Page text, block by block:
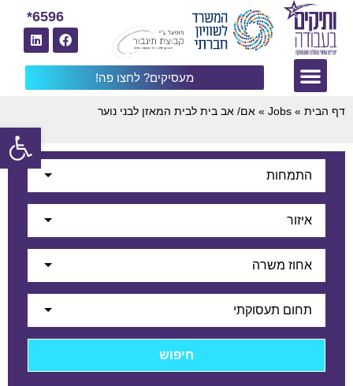
מעסיקים? לחצו פה!
6596*
דף הבית »
Jobs
» אם/ אב בית לבית המאזן לבני נוער
התמחות
איזור
אחוז משרה
תחום תעסוקתי